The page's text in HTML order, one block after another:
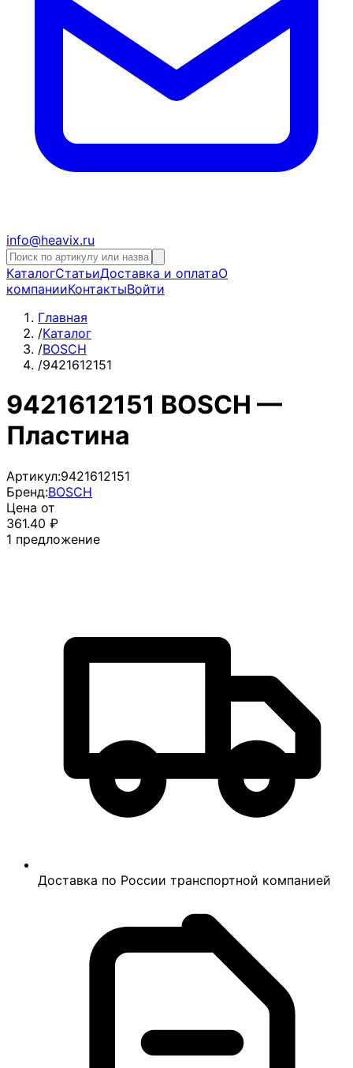
info@heavix.ru
КаталогСтатьиДоставка и оплатаО
компанииКонтактыВойти
Главная
/Каталог
/BOSCH
/9421612151
9421612151 BOSCH —
Пластина
Артикул:9421612151
Бренд:BOSCH
Цена от
361.40 ₽
1 предложение
Доставка по России транспортной компанией